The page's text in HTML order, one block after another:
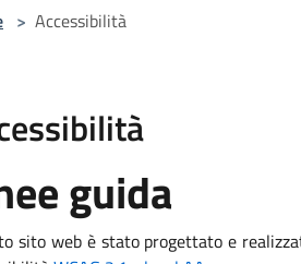
> Accessibilità
guida
sito web è stato progettato e